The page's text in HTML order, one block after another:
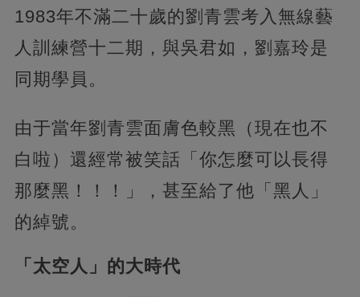
1983年不滿二十歲的劉青雲考入無線藝
人訓練營十二期，與吳君如，劉嘉玲是
同期學員。
由于當年劉青雲面膚色較黑（現在也不
白啦）還經常被笑話「你怎麼可以長得
那麼黑！！！」，甚至給了他「黑人」
的綽號。
「太空人」的大時代